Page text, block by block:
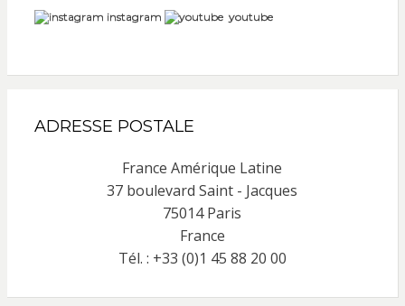
instagram
youtube
ADRESSE POSTALE
France Amérique Latine
37 boulevard Saint - Jacques
75014 Paris
France
Tél. : +33 (0)1 45 88 20 00